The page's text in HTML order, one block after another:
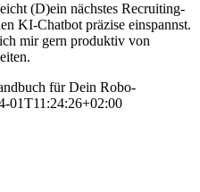
(D)ein nächstes Recruiting-
KI-Chatbot präzise einspannst.
mir gern produktiv von
für Dein Robo-
01T11:24:26+02:00